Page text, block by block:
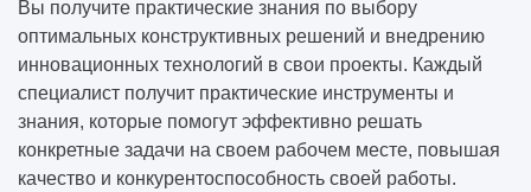
Вы получите практические знания по выбору
оптимальных конструктивных решений и внедрению
инновационных технологий в свои проекты. Каждый
специалист получит практические инструменты и
знания, которые помогут эффективно решать
конкретные задачи на своем рабочем месте, повышая
качество и конкурентоспособность своей работы.